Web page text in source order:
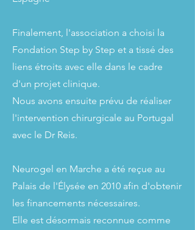
Finalement, l'association a choisi la
Fondation Step by Step et a tissé des
liens étroits avec elle dans le cadre
d'un projet clinique.
Nous avons ensuite prévu de réaliser
l'intervention chirurgicale au Portugal
avec le Dr Reis.
Neurogel en Marche a été reçue au
Palais de l'Élysée en 2010 afin d'obtenir
les financements nécessaires.
Elle est désormais reconnue comme